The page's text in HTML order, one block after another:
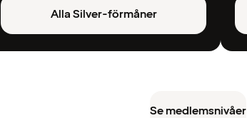
Alla Silver-förmåner
Se medlemsnivåer